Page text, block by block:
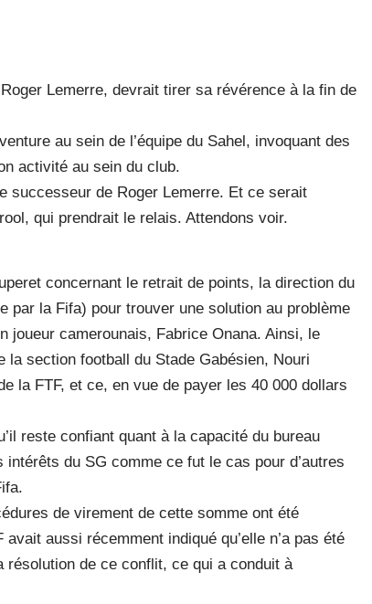
Lemerre, devrait tirer sa révérence à la fin de
au sein de l’équipe du Sahel, invoquant des
activité au sein du club.
successeur de Roger Lemerre. Et ce serait
qui prendrait le relais. Attendons voir.
concernant le retrait de points, la direction du
par la Fifa) pour trouver une solution au problème
joueur camerounais, Fabrice Onana. Ainsi, le
section football du Stade Gabésien, Nouri
la FTF, et ce, en vue de payer les 40 000 dollars
reste confiant quant à la capacité du bureau
du SG comme ce fut le cas pour d’autres
de virement de cette somme ont été
aussi récemment indiqué qu’elle n’a pas été
de ce conflit, ce qui a conduit à